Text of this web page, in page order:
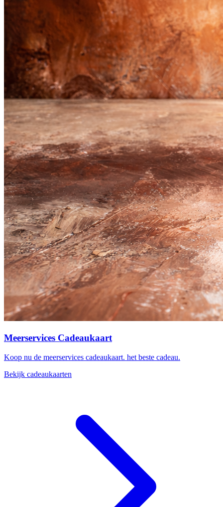
Meerservices Cadeaukaart
Koop nu de meerservices cadeaukaart. het beste cadeau.
Bekijk cadeaukaarten